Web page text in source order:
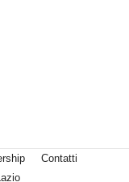
Contatti